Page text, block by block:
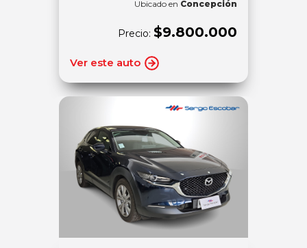
Ubicado en Concepción
Precio: $9.800.000
Ver este auto